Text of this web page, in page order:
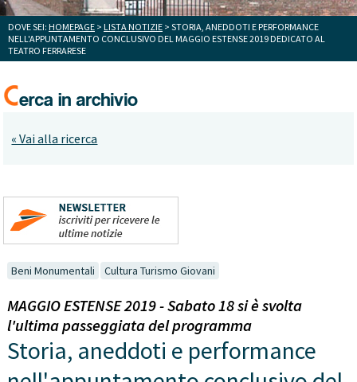
DOVE SEI: HOMEPAGE > LISTA NOTIZIE > STORIA, ANEDDOTI E PERFORMANCE
NELL'APPUNTAMENTO CONCLUSIVO DEL MAGGIO ESTENSE 2019 DEDICATO AL
TEATRO FERRARESE
« Vai alla ricerca
Beni Monumentali Cultura Turismo Giovani
MAGGIO ESTENSE 2019 - Sabato 18 si è svolta
l'ultima passeggiata del programma
Storia, aneddoti e performance